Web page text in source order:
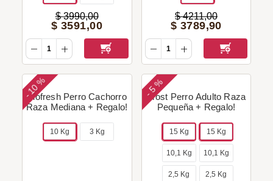
$ 3990,00
$ 3591,00
$ 4211,00
$ 3789,90
-
10 %
Biofresh Perro Cachorro
Raza Mediana + Regalo!
10 Kg 3 Kg
-
5 %
Frost Perro Adulto Raza
Pequeña + Regalo!
15 Kg 15 Kg
10,1 Kg 10,1 Kg
2,5 Kg 2,5 Kg